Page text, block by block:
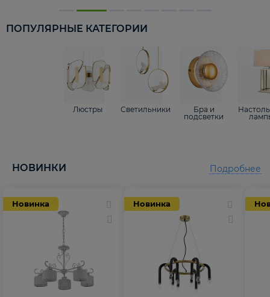
ПОПУЛЯРНЫЕ КАТЕГОРИИ
Люстры Светильники
Бра и
подсветки
НОВИНКИ
Новинка Новинка
Подробнее